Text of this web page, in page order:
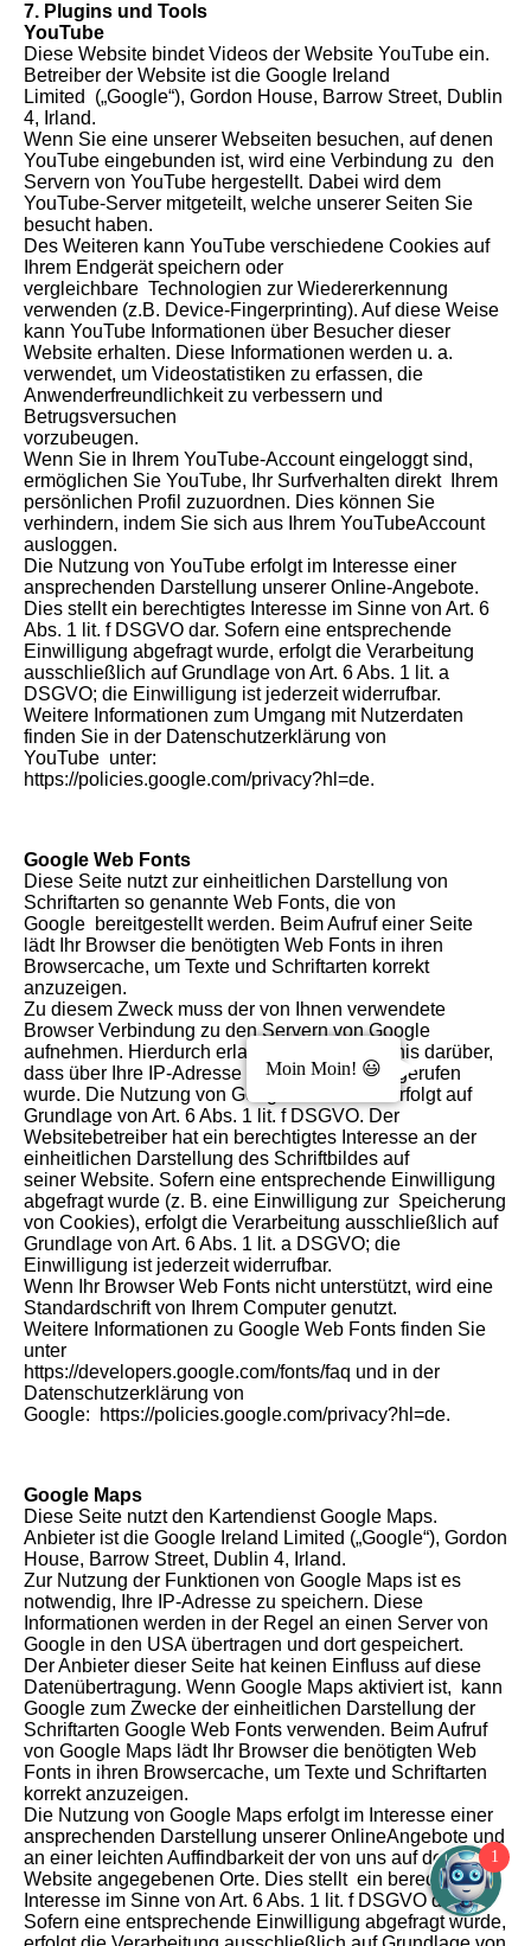
7. Plugins und Tools
YouTube
Diese Website bindet Videos der Website YouTube ein.
Betreiber der Website ist die Google Ireland
Limited („Google“), Gordon House, Barrow Street, Dublin
4, Irland.
Wenn Sie eine unserer Webseiten besuchen, auf denen
YouTube eingebunden ist, wird eine Verbindung zu den
Servern von YouTube hergestellt. Dabei wird dem
YouTube-Server mitgeteilt, welche unserer Seiten Sie
besucht haben.
Des Weiteren kann YouTube verschiedene Cookies auf
Ihrem Endgerät speichern oder
vergleichbare Technologien zur Wiedererkennung
verwenden (z.B. Device-Fingerprinting). Auf diese Weise
kann YouTube Informationen über Besucher dieser
Website erhalten. Diese Informationen werden u. a.
verwendet, um Videostatistiken zu erfassen, die
Anwenderfreundlichkeit zu verbessern und
Betrugsversuchen
vorzubeugen.
Wenn Sie in Ihrem YouTube-Account eingeloggt sind,
ermöglichen Sie YouTube, Ihr Surfverhalten direkt Ihrem
persönlichen Profil zuzuordnen. Dies können Sie
verhindern, indem Sie sich aus Ihrem YouTubeAccount
ausloggen.
Die Nutzung von YouTube erfolgt im Interesse einer
ansprechenden Darstellung unserer Online-Angebote.
Dies stellt ein berechtigtes Interesse im Sinne von Art. 6
Abs. 1 lit. f DSGVO dar. Sofern eine entsprechende
Einwilligung abgefragt wurde, erfolgt die Verarbeitung
ausschließlich auf Grundlage von Art. 6 Abs. 1 lit. a
DSGVO; die Einwilligung ist jederzeit widerrufbar.
Weitere Informationen zum Umgang mit Nutzerdaten
finden Sie in der Datenschutzerklärung von
YouTube unter:
https://policies.google.com/privacy?hl=de.
Google Web Fonts
Diese Seite nutzt zur einheitlichen Darstellung von
Schriftarten so genannte Web Fonts, die von
Google bereitgestellt werden. Beim Aufruf einer Seite
lädt Ihr Browser die benötigten Web Fonts in ihren
Browsercache, um Texte und Schriftarten korrekt
anzuzeigen.
Zu diesem Zweck muss der von Ihnen verwendete
Browser Verbindung zu den Servern von Google
aufnehmen. Hierdurch erlangt Google Kenntnis darüber,
dass über Ihre IP-Adresse diese Website aufgerufen
wurde. Die Nutzung von Google WebFonts erfolgt auf
Grundlage von Art. 6 Abs. 1 lit. f DSGVO. Der
Websitebetreiber hat ein berechtigtes Interesse an der
einheitlichen Darstellung des Schriftbildes auf
seiner Website. Sofern eine entsprechende Einwilligung
abgefragt wurde (z. B. eine Einwilligung zur Speicherung
von Cookies), erfolgt die Verarbeitung ausschließlich auf
Grundlage von Art. 6 Abs. 1 lit. a DSGVO; die
Einwilligung ist jederzeit widerrufbar.
Wenn Ihr Browser Web Fonts nicht unterstützt, wird eine
Standardschrift von Ihrem Computer genutzt.
Weitere Informationen zu Google Web Fonts finden Sie
unter
https://developers.google.com/fonts/faq und in der
Datenschutzerklärung von
Google: https://policies.google.com/privacy?hl=de.
Google Maps
Diese Seite nutzt den Kartendienst Google Maps.
Anbieter ist die Google Ireland Limited („Google“), Gordon
House, Barrow Street, Dublin 4, Irland.
Zur Nutzung der Funktionen von Google Maps ist es
notwendig, Ihre IP-Adresse zu speichern. Diese
Informationen werden in der Regel an einen Server von
Google in den USA übertragen und dort gespeichert.
Der Anbieter dieser Seite hat keinen Einfluss auf diese
Datenübertragung. Wenn Google Maps aktiviert ist, kann
Google zum Zwecke der einheitlichen Darstellung der
Schriftarten Google Web Fonts verwenden. Beim Aufruf
von Google Maps lädt Ihr Browser die benötigten Web
Fonts in ihren Browsercache, um Texte und Schriftarten
korrekt anzuzeigen.
Die Nutzung von Google Maps erfolgt im Interesse einer
ansprechenden Darstellung unserer OnlineAngebote und
an einer leichten Auffindbarkeit der von uns auf der
Website angegebenen Orte. Dies stellt ein berechtigtes
Interesse im Sinne von Art. 6 Abs. 1 lit. f DSGVO dar.
Sofern eine entsprechende Einwilligung abgefragt wurde,
Moin Moin! 😃
1